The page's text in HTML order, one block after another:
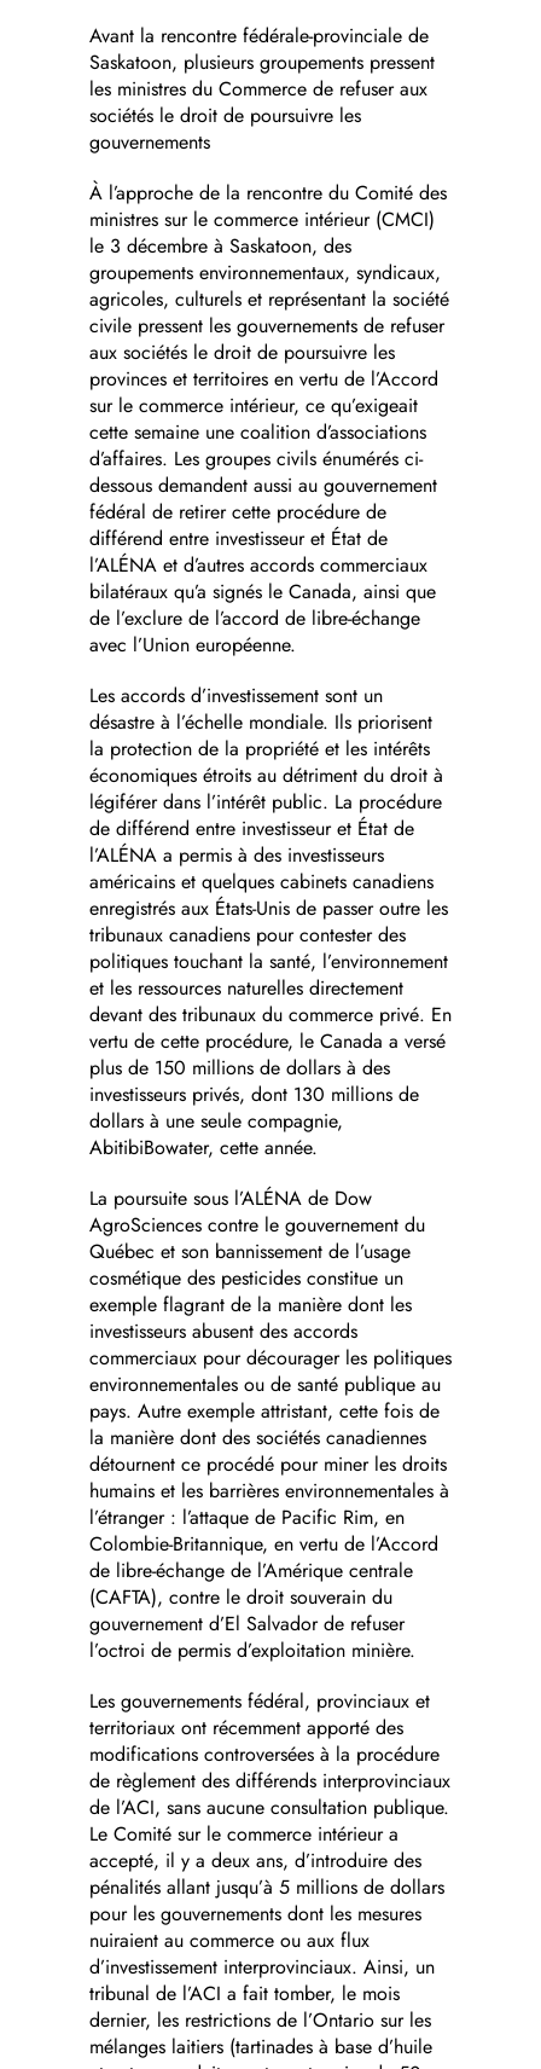
Avant la rencontre fédérale-provinciale de
Saskatoon, plusieurs groupements pressent
les ministres du Commerce de refuser aux
sociétés le droit de poursuivre les
gouvernements
À l’approche de la rencontre du Comité des
ministres sur le commerce intérieur (CMCI)
le 3 décembre à Saskatoon, des
groupements environnementaux, syndicaux,
agricoles, culturels et représentant la société
civile pressent les gouvernements de refuser
aux sociétés le droit de poursuivre les
provinces et territoires en vertu de l’Accord
sur le commerce intérieur, ce qu’exigeait
cette semaine une coalition d’associations
d’affaires. Les groupes civils énumérés ci-
dessous demandent aussi au gouvernement
fédéral de retirer cette procédure de
différend entre investisseur et État de
l’ALÉNA et d’autres accords commerciaux
bilatéraux qu’a signés le Canada, ainsi que
de l’exclure de l’accord de libre-échange
avec l’Union européenne.
Les accords d’investissement sont un
désastre à l’échelle mondiale. Ils priorisent
la protection de la propriété et les intérêts
économiques étroits au détriment du droit à
légiférer dans l’intérêt public. La procédure
de différend entre investisseur et État de
l’ALÉNA a permis à des investisseurs
américains et quelques cabinets canadiens
enregistrés aux États-Unis de passer outre les
tribunaux canadiens pour contester des
politiques touchant la santé, l’environnement
et les ressources naturelles directement
devant des tribunaux du commerce privé. En
vertu de cette procédure, le Canada a versé
plus de 150 millions de dollars à des
investisseurs privés, dont 130 millions de
dollars à une seule compagnie,
AbitibiBowater, cette année.
La poursuite sous l’ALÉNA de Dow
AgroSciences contre le gouvernement du
Québec et son bannissement de l’usage
cosmétique des pesticides constitue un
exemple flagrant de la manière dont les
investisseurs abusent des accords
commerciaux pour décourager les politiques
environnementales ou de santé publique au
pays. Autre exemple attristant, cette fois de
la manière dont des sociétés canadiennes
détournent ce procédé pour miner les droits
humains et les barrières environnementales à
l’étranger : l’attaque de Pacific Rim, en
Colombie-Britannique, en vertu de l’Accord
de libre-échange de l’Amérique centrale
(CAFTA), contre le droit souverain du
gouvernement d’El Salvador de refuser
l’octroi de permis d’exploitation minière.
Les gouvernements fédéral, provinciaux et
territoriaux ont récemment apporté des
modifications controversées à la procédure
de règlement des différends interprovinciaux
de l’ACI, sans aucune consultation publique.
Le Comité sur le commerce intérieur a
accepté, il y a deux ans, d’introduire des
pénalités allant jusqu’à 5 millions de dollars
pour les gouvernements dont les mesures
nuiraient au commerce ou aux flux
d’investissement interprovinciaux. Ainsi, un
tribunal de l’ACI a fait tomber, le mois
dernier, les restrictions de l’Ontario sur les
mélanges laitiers (tartinades à base d’huile